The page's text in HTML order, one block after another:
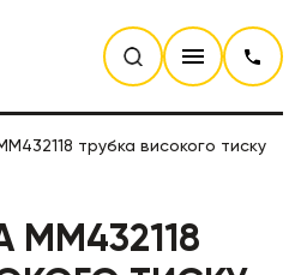
трубка високого тиску